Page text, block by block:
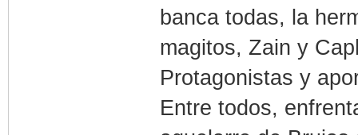
banca todas, la
magitos, Zain y
Protagonistas y
Entre todos,